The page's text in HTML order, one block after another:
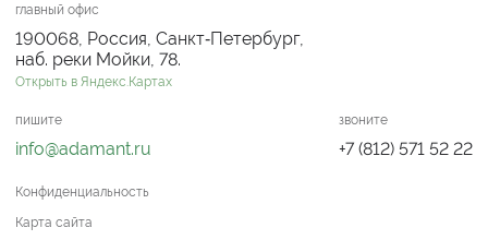
главный офис
190068, Россия, Санкт‑Петербург,
наб. реки Мойки, 78.
Открыть в Яндекс.Картах
пишите
info@adamant.ru
звоните
+7 (812) 571 52 22
Конфиденциальность
Карта сайта